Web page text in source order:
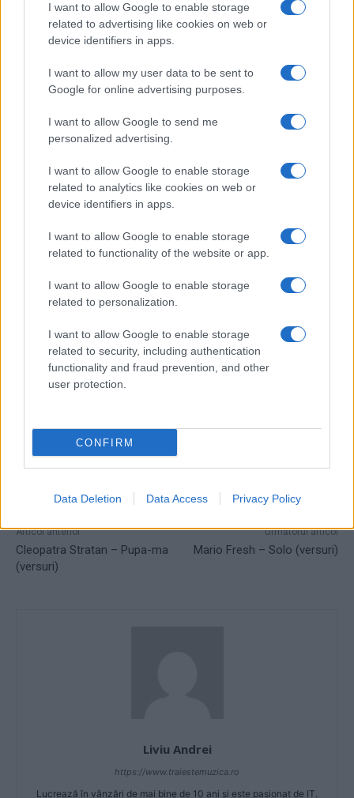
I want to allow Google to enable storage
related to advertising like cookies on web or
device identifiers in apps.
I want to allow my user data to be sent to
Google for online advertising purposes.
I want to allow Google to send me
personalized advertising.
I want to allow Google to enable storage
related to analytics like cookies on web or
device identifiers in apps.
I want to allow Google to enable storage
related to functionality of the website or app.
I want to allow Google to enable storage
related to personalization.
I want to allow Google to enable storage
related to security, including authentication
functionality and fraud prevention, and other
user protection.
CONFIRM
Data Deletion Data Access Privacy Policy
TAGS feli feli hainele si carnea muzica
muzica 2019
Articol anterior
Cleopatra Stratan – Pupa-ma
(versuri)
Următorul articol
Mario Fresh – Solo (versuri)
Liviu Andrei
https://www.traiestemuzica.ro
Lucrează în vânzări de mai bine de 10 ani și este pasionat de IT.